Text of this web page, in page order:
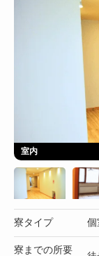
室内
寮タイプ 個
寮までの所要